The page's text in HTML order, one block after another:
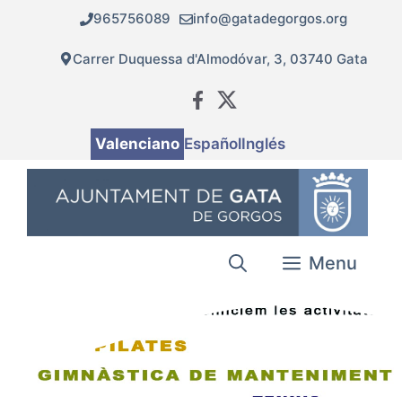
contingut
965756089 info@gatadegorgos.org
Carrer Duquessa d'Almodóvar, 3, 03740 Gata
Valenciano EspañolInglés
Menu